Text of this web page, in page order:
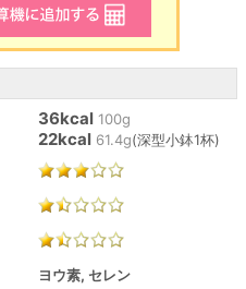
36kcal 100g
22kcal 61.4g(深型小鉢1杯)
ヨウ素, セレン